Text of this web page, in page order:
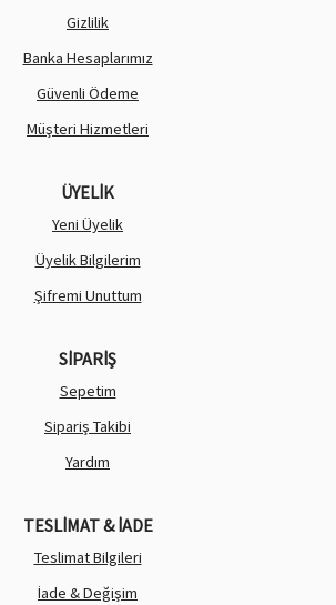
Gizlilik
Banka Hesaplarımız
Güvenli Ödeme
Müşteri Hizmetleri
ÜYELİK
Yeni Üyelik
Üyelik Bilgilerim
Şifremi Unuttum
SİPARİŞ
Sepetim
Sipariş Takibi
Yardım
TESLİMAT & İADE
Teslimat Bilgileri
İade & Değişim